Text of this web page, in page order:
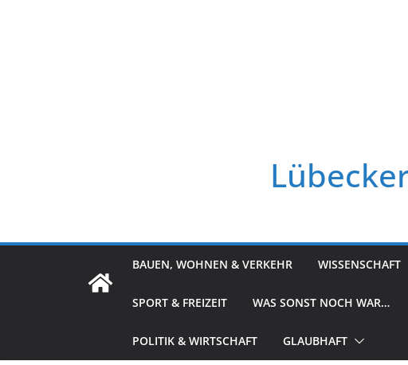
BAUEN, WOHNEN & VERKEHR WISSENSCHAFT
SPORT & FREIZEIT WAS SONST NOCH WAR…
POLITIK & WIRTSCHAFT GLAUBHAFT